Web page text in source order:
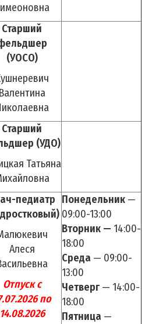
женщины
праздничные дни,
жизнедеятельности
расстройств
заболеваний
Старший
(УОСО)
Валентина
Старший
(УДО)
Татьяна
педиатр
Алеся
Отпуск с
по
14.08.2026
Понедельник —
09:00-13:00
Вторник — 14:00-
18:00
Среда — 09:00-
13:00
Четверг — 14:00-
18:00
Пятница —